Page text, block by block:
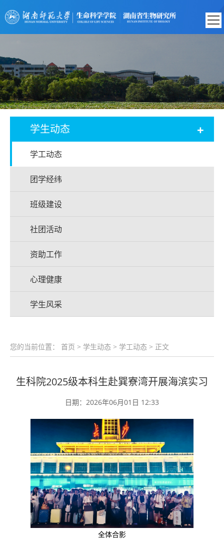
学生动态 +
学工动态
团学经纬
班级建设
社团活动
资助工作
心理健康
学生风采
您的当前位置： 首页 > 学生动态 > 学工动态 > 正文
生科院2025级本科生赴巽寮湾开展海滨实习
日期：2026年06月01日 12:33
全体合影